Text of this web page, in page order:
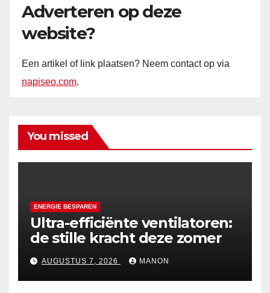
Adverteren op deze
website?
Een artikel of link plaatsen? Neem contact op via
napiseo.com.
You missed
ENERGIE BESPAREN
Ultra-efficiënte ventilatoren:
de stille kracht deze zomer
AUGUSTUS 7, 2026 MANON